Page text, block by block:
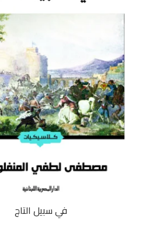
في سبيل التاج